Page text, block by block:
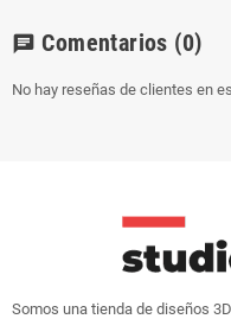
chat Comentarios (0)
No hay reseñas de clientes en
Somos una tienda de diseños